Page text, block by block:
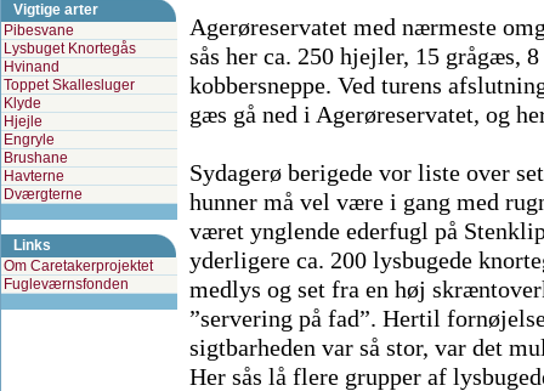
Vigtige arter
Pibesvane
Lysbuget Knortegås
Hvinand
Toppet Skallesluger
Klyde
Hjejle
Engryle
Brushane
Havterne
Dværgterne
Links
Om Caretakerprojektet
Fugleværnsfonden
Agerøreservatet med nærmeste
sås her ca. 250 hjejler, 15 grågæs,
kobbersneppe. Ved turens
gæs gå ned i Agerøreservatet, og
Sydagerø berigede vor liste over
hunner må vel være i gang med
været ynglende ederfugl på
yderligere ca. 200 lysbugede
medlys og set fra en høj
”servering på fad”. Hertil
sigtbarheden var så stor, var det
Her sås lå flere grupper af